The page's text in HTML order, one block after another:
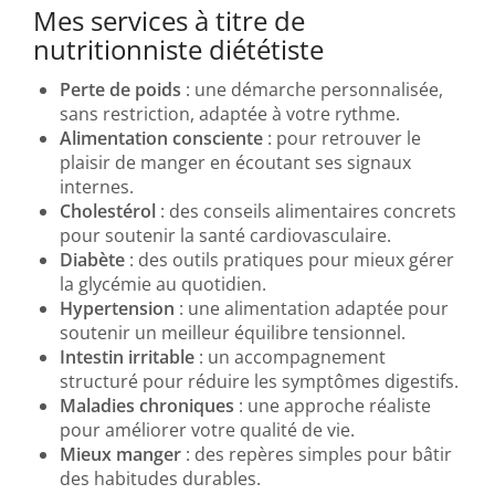
Mes services à titre de
nutritionniste diététiste
Perte de poids : une démarche personnalisée,
sans restriction, adaptée à votre rythme.
Alimentation consciente : pour retrouver le
plaisir de manger en écoutant ses signaux
internes.
Cholestérol : des conseils alimentaires concrets
pour soutenir la santé cardiovasculaire.
Diabète : des outils pratiques pour mieux gérer
la glycémie au quotidien.
Hypertension : une alimentation adaptée pour
soutenir un meilleur équilibre tensionnel.
Intestin irritable : un accompagnement
structuré pour réduire les symptômes digestifs.
Maladies chroniques : une approche réaliste
pour améliorer votre qualité de vie.
Mieux manger : des repères simples pour bâtir
des habitudes durables.